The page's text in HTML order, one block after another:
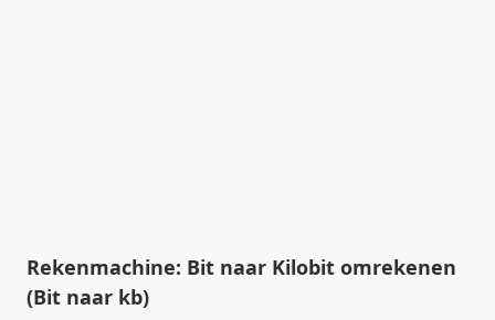
Rekenmachine: Bit naar Kilobit omrekenen
(Bit naar kb)